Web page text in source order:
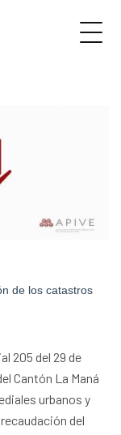
de los catastros
205 del 29 de
Cantón La Maná
urbanos y
del